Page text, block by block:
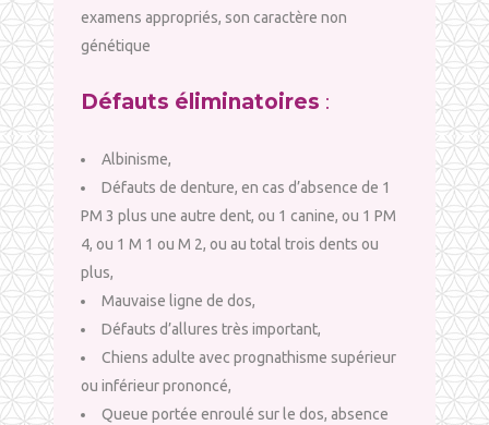
examens appropriés, son caractère non
génétique
Défauts éliminatoires :
Albinisme,
Défauts de denture, en cas d’absence de 1
PM 3 plus une autre dent, ou 1 canine, ou 1 PM
4, ou 1 M 1 ou M 2, ou au total trois dents ou
plus,
Mauvaise ligne de dos,
Défauts d’allures très important,
Chiens adulte avec prognathisme supérieur
ou inférieur prononcé,
Queue portée enroulé sur le dos, absence